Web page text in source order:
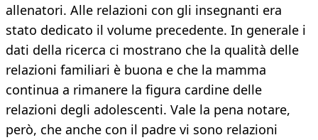
allenatori. Alle relazioni con gli insegnanti era
stato dedicato il volume precedente. In generale i
dati della ricerca ci mostrano che la qualità delle
relazioni familiari è buona e che la mamma
continua a rimanere la figura cardine delle
relazioni degli adolescenti. Vale la pena notare,
però, che anche con il padre vi sono relazioni